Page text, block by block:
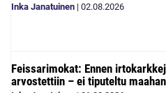
Inka Janatuinen | 02.08.2026
Feissarimokat: Ennen
arvostettiin – ei tiputeltu maahan